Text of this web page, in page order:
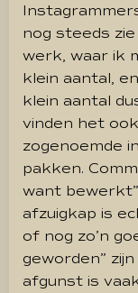
nog steeds
werk, waar ik
klein aantal,
klein aantal
vinden het
zogenoemde
pakken.
want
afzuigkap is
of nog zo’n
geworden”
afgunst is